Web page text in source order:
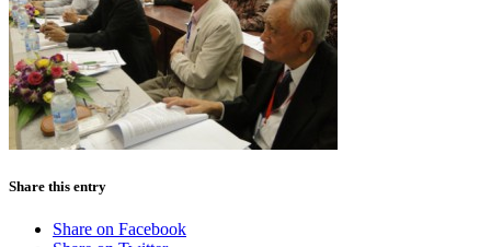
Share this entry
Share on Facebook